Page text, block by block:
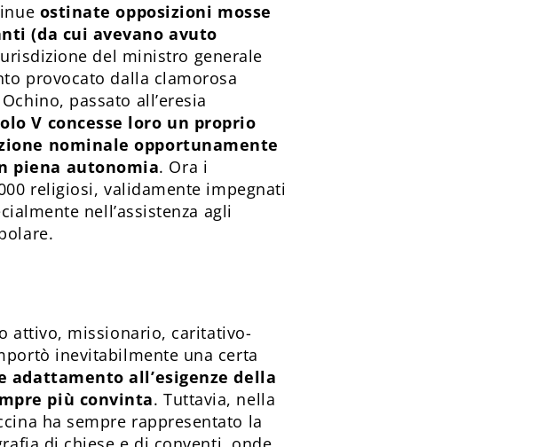
ostinate opposizioni mosse
(da cui avevano avuto
del ministro generale
provocato dalla clamorosa
passato all’eresia
V concesse loro un proprio
nominale opportunamente
piena autonomia. Ora i
religiosi, validamente impegnati
nell’assistenza agli
attivo, missionario, caritativo-
inevitabilmente una certa
adattamento all’esigenze della
più convinta. Tuttavia, nella
ha sempre rappresentato la